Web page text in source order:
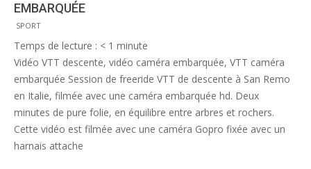
EMBARQUÉE
2012-
04-
23
SPORT
Temps de lecture : < 1 minute
Vidéo VTT descente, vidéo caméra embarquée, VTT caméra
embarquée Session de freeride VTT de descente à San Remo
en Italie, filmée avec une caméra embarquée hd. Deux
minutes de pure folie, en équilibre entre arbres et rochers.
Cette vidéo est filmée avec une caméra Gopro fixée avec un
harnais attache